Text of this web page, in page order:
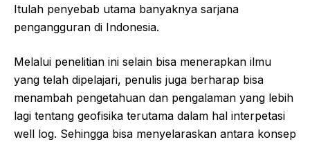
Itulah penyebab utama banyaknya sarjana
pengangguran di Indonesia.
Melalui penelitian ini selain bisa menerapkan ilmu
yang telah dipelajari, penulis juga berharap bisa
menambah pengetahuan dan pengalaman yang lebih
lagi tentang geofisika terutama dalam hal interpetasi
well log. Sehingga bisa menyelaraskan antara konsep